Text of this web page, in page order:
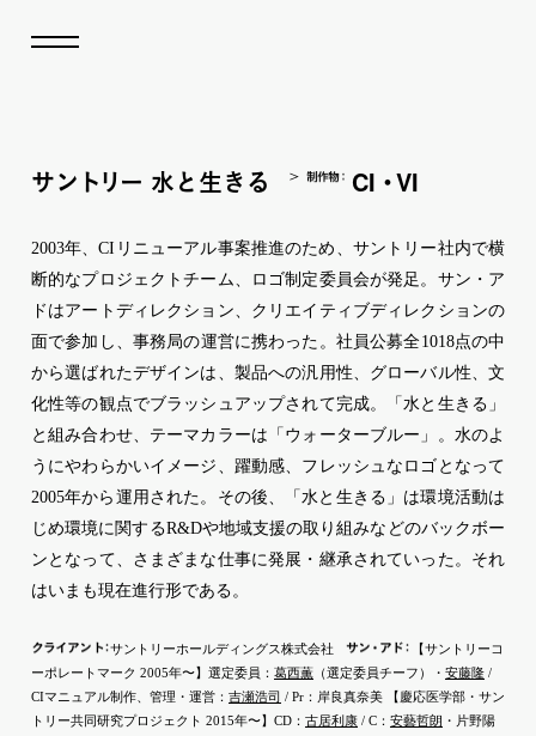
サン トリー 水と生きる 制作物： CI ・VI
2003年、CIリニューアル事案推進のため、サントリー社内で横
断的なプロジェクトチーム、ロゴ制定委員会が発足。サン・ア
ドはアートディレクション、クリエイティブディレクションの
面で参加し、事務局の運営に携わった。社員公募全1018点の中
から選ばれたデザインは、製品への汎用性、グローバル性、文
化性等の観点でブラッシュアップされて完成。「水と生きる」
と組み合わせ、テーマカラーは「ウォーターブルー」。水のよ
うにやわらかいイメージ、躍動感、フレッシュなロゴとなって
2005年から運用された。その後、「水と生きる」は環境活動は
じめ環境に関するR&Dや地域支援の取り組みなどのバックボー
ンとなって、さまざまな仕事に発展・継承されていった。それ
はいまも現在進行形である。
クライアン ト：サントリーホールディングス株式会社 サン・ ア ド：
【サントリーコ
ーポレートマーク 2005年〜】選定委員： 葛西薫 （選定委員チーフ）・ 安藤隆 /
CIマニュアル制作、管理・運営： 吉瀬浩司 / Pr：岸良真奈美 【慶応医学部・サン
トリー共同研究プロジェクト 2015年〜】CD： 古居利康 / C： 安藝哲朗 ・片野陽